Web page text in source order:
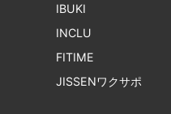
IBUKI
INCLU
FITIME
JISSENワクサポ